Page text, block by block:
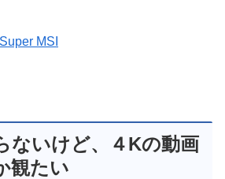
MSI
ないけど、４Kの動画
観たい